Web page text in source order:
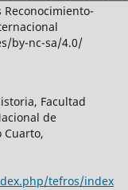
by-nc-sa/4.0/
Facultad
de
Cuarto,
tefros/index